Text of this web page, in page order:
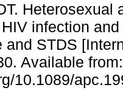
Heterosexual
infection
and STDS
Available from:
10.1089/